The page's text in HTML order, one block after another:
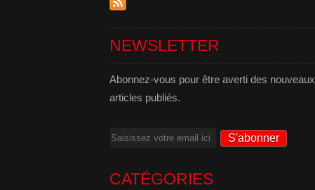
NEWSLETTER
Abonnez-vous pour être averti des nouveaux
articles publiés.
Email
CATÉGORIES